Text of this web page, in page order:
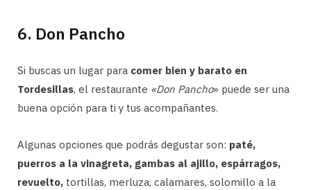
6. Don Pancho
Si buscas un lugar para comer bien y barato en
Tordesillas, el restaurante «Don Pancho» puede ser una
buena opción para ti y tus acompañantes.
Algunas opciones que podrás degustar son: paté,
puerros a la vinagreta, gambas al ajillo, espárragos,
revuelto, tortillas, merluza, calamares, solomillo a la